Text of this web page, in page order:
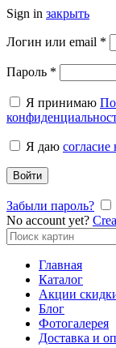
Sign in закрыть
Логин или email *
Пароль *
Я принимаю
Я даю
Войти
Забыли пароль?
No account yet?
Search
for:
Главная
Каталог
Акции
Блог
Фотогалерея
Доставка и